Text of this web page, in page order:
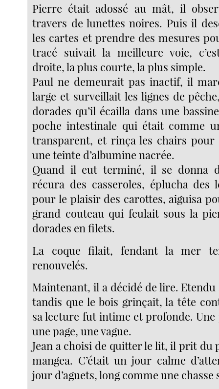
Pierre était adossé au mât, il
travers de lunettes noires. Puis il
les cartes et prendre des mesures
tracé suivait la meilleure voie,
droite, la plus courte, la plus simple.
Paul ne demeurait pas inactif, il
large et surveillait les lignes de
dorades qu’il écailla dans une
poche intestinale qui était comme
transparent, et rinça les chairs pour
une teinte d’albumine nacrée.
Quand il eut terminé, il se donna
récura des casseroles, éplucha des
pour le plaisir des carottes, aiguisa
grand couteau qui feulait sous la
dorades en filets.
La coque filait, fendant la mer
renouvelés.
Maintenant, il a décidé de lire. Etendu
tandis que le bois grinçait, la tête
sa lecture fut intime et profonde. Une
une page, une vague.
Jean a choisi de quitter le lit, il prit du
mangea. C’était un jour calme
jour d’aguets, long comme une chasse